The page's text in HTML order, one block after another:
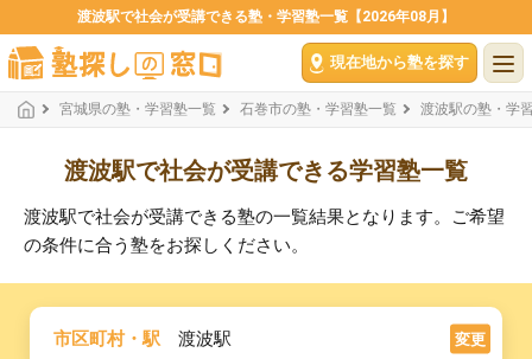
渡波駅で社会が受講できる塾・学習塾一覧【2026年08月】
現在地から塾を探す
宮城県の塾・学習塾一覧 石巻市の塾・学習塾一覧 渡波駅の塾・学
渡波駅で社会が受講できる学習塾一覧
渡波駅で社会が受講できる塾の一覧結果となります。ご希望
の条件に合う塾をお探しください。
市区町村・駅 渡波駅 変更